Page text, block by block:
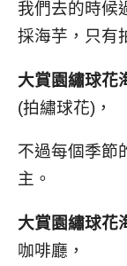
我們去的時候
採海芋，只有
大賞園繡球花
(拍繡球花)，
不過每個季節
主。
大賞園繡球花
咖啡廳，